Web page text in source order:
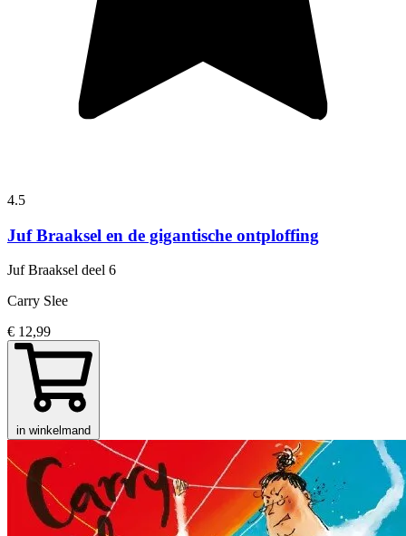
4.5
Juf Braaksel en de gigantische ontploffing
Juf Braaksel deel 6
Carry Slee
€ 12,99
in winkelmand